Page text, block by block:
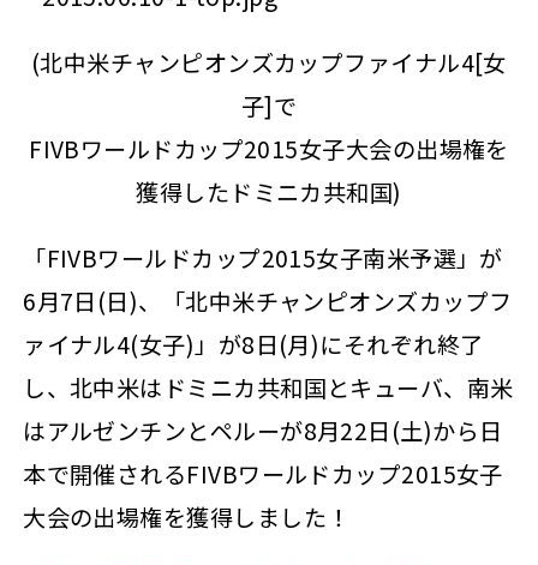
(北中米チャンピオンズカップファイナル4[女
子]で
FIVBワールドカップ2015女子大会の出場権を
獲得したドミニカ共和国)
「FIVBワールドカップ2015女子南米予選」が
6月7日(日)、「北中米チャンピオンズカップフ
ァイナル4(女子)」が8日(月)にそれぞれ終了
し、北中米はドミニカ共和国とキューバ、南米
はアルゼンチンとペルーが8月22日(土)から日
本で開催されるFIVBワールドカップ2015女子
大会の出場権を獲得しました！